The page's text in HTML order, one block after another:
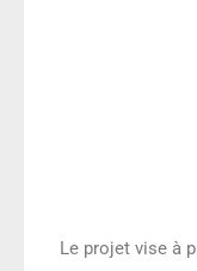
Le projet vise à